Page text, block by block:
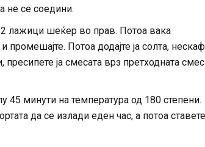
не се соедини.
2 лажици шеќер во прав. Потоа вака
промешајте. Потоа додајте ја солта,
ја смесата врз претходната
45 минути на температура од 180 степени.
да се излади еден час, а потоа ставете